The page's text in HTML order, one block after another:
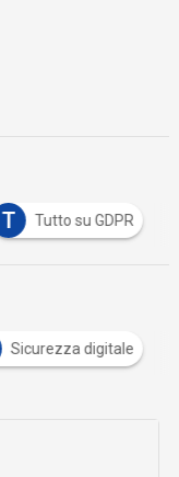
T Tutto su GDPR
Sicurezza digitale